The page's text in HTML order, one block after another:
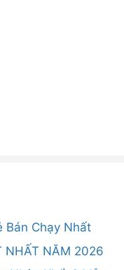
Bán Chạy Nhất
NHẤT NĂM 2026